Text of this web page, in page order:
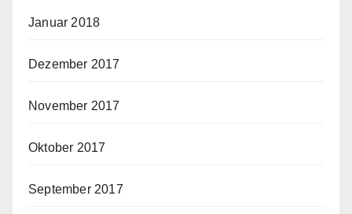
Januar 2018
Dezember 2017
November 2017
Oktober 2017
September 2017